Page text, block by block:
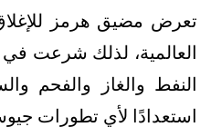
تعرض مضيق هرمز
العالمية، لذلك شرعت
النفط والغاز والفحم
استعدادًا لأي تطورات